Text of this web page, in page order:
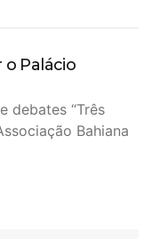
o Palácio
debates “Três
Bahiana